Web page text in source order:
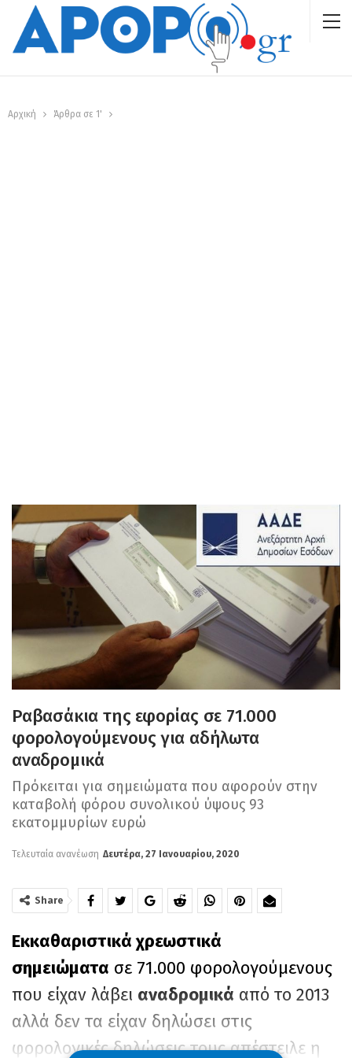
Αρχική Άρθρα σε 1'
Ραβασάκια της εφορίας σε 71.000
φορολογούμενους για αδήλωτα
αναδρομικά
Πρόκειται για σημειώματα που αφορούν στην
καταβολή φόρου συνολικού ύψους 93
εκατομμυρίων ευρώ
Τελευταία ανανέωση Δευτέρα, 27 Ιανουαρίου, 2020
Share
Εκκαθαριστικά χρεωστικά
σημειώματα σε 71.000 φορολογούμενους
που είχαν λάβει αναδρομικά από το 2013
αλλά δεν τα είχαν δηλώσει στις
φορολογικές δηλώσεις τους απέστειλε η